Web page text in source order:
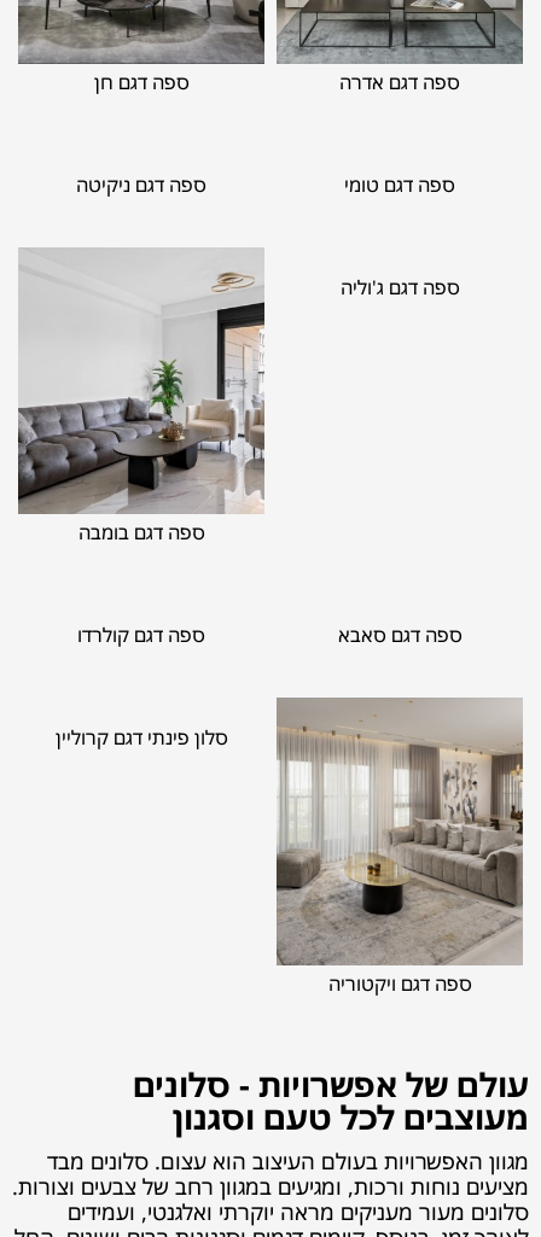
ספה דגם אדרה ספה דגם חן
ספה דגם טומי ספה דגם ניקיטה
ספה דגם ג'וליה
ספה דגם בומבה
ספה דגם סאבא ספה דגם קולרדו
ספה דגם ויקטוריה
סלון פינתי דגם קרוליין
עולם של אפשרויות - סלונים
מעוצבים לכל טעם וסגנון
מגוון האפשרויות בעולם העיצוב הוא עצום. סלונים מבד
מציעים נוחות ורכות, ומגיעים במגוון רחב של צבעים וצורות.
סלונים מעור מעניקים מראה יוקרתי ואלגנטי, ועמידים